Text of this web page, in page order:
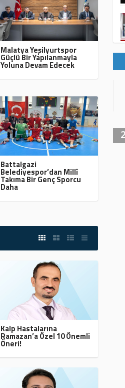
Malatya Yeşilyurtspor
Güçlü Bir Yapılanmayla
Yoluna Devam Edecek
Battalgazi
Belediyespor’dan Millî
Takıma Bir Genç Sporcu
Daha
Kalp Hastalarına
Ramazan’a Özel 10 Önemli
Öneri!